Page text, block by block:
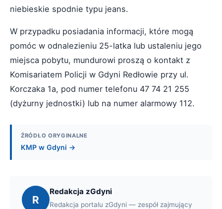
niebieskie spodnie typu jeans.
W przypadku posiadania informacji, które mogą
pomóc w odnalezieniu 25-latka lub ustaleniu jego
miejsca pobytu, mundurowi proszą o kontakt z
Komisariatem Policji w Gdyni Redłowie przy ul.
Korczaka 1a, pod numer telefonu 47 74 21 255
(dyżurny jednostki) lub na numer alarmowy 112.
ŹRÓDŁO ORYGINALNE
KMP w Gdyni →
R
Redakcja zGdyni
Redakcja portalu zGdyni — zespół zajmujący